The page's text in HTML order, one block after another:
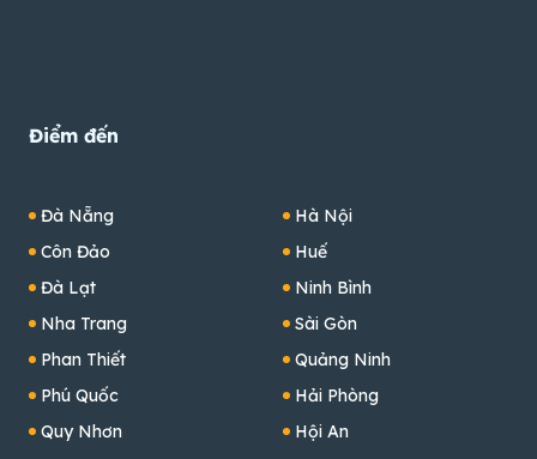
Điểm đến
Đà Nẵng
Côn Đảo
Đà Lạt
Nha Trang
Phan Thiết
Phú Quốc
Quy Nhơn
Hà Nội
Huế
Ninh Bình
Sài Gòn
Quảng Ninh
Hải Phòng
Hội An